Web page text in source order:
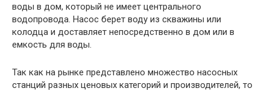
воды в дом, который не имеет центрального
водопровода. Насос берет воду из скважины или
колодца и доставляет непосредственно в дом или в
емкость для воды.
Так как на рынке представлено множество насосных
станций разных ценовых категорий и производителей, то